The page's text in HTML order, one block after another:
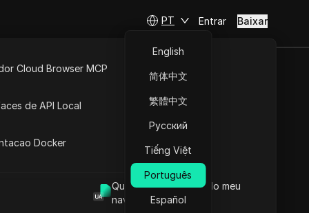
Qual é o User Agent do meu
navegador
Cloud Browser MCP
de API Local
Docker
PT
English
简体中文
繁體中文
Русский
Tiếng Việt
Português
Español
Entrar Baixar
Em breve